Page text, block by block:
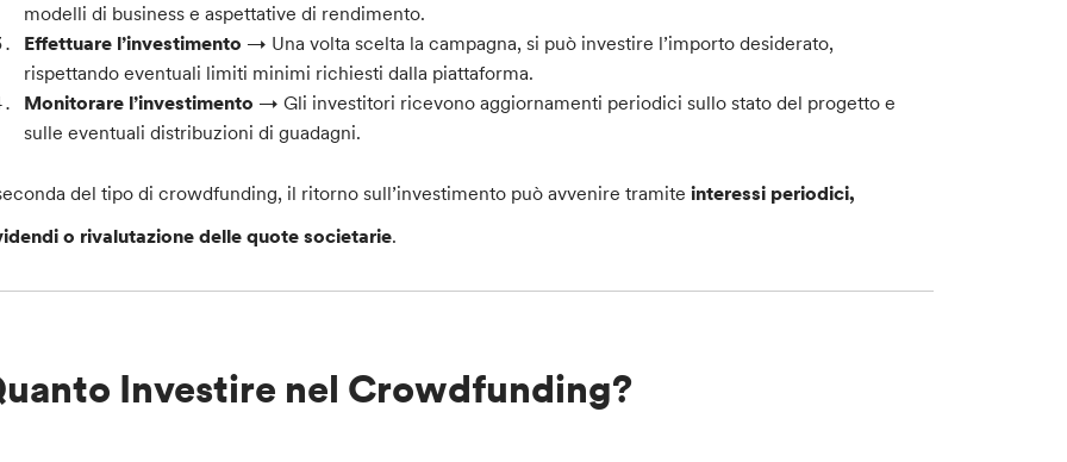
modelli di business e aspettative di rendimento.
Effettuare l’investimento → Una volta scelta la campagna, si può investire l’importo desiderato,
rispettando eventuali limiti minimi richiesti dalla piattaforma.
Monitorare l’investimento → Gli investitori ricevono aggiornamenti periodici sullo stato del progetto e
sulle eventuali distribuzioni di guadagni.
del tipo di crowdfunding, il ritorno sull’investimento può avvenire tramiteinteressi periodici,
o rivalutazione delle quote societarie.
Investire nel Crowdfunding?